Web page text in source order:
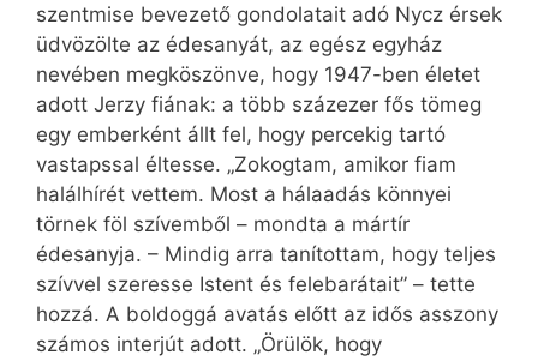
szentmise bevezető gondolatait adó Nycz érsek
üdvözölte az édesanyát, az egész egyház
nevében megköszönve, hogy 1947-ben életet
adott Jerzy fiának: a több százezer fős tömeg
egy emberként állt fel, hogy percekig tartó
vastapssal éltesse. „Zokogtam, amikor fiam
halálhírét vettem. Most a hálaadás könnyei
törnek föl szívemből – mondta a mártír
édesanyja. – Mindig arra tanítottam, hogy teljes
szívvel szeresse Istent és felebarátait” – tette
hozzá. A boldoggá avatás előtt az idős asszony
számos interjút adott. „Örülök, hogy